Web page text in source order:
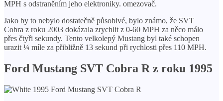
MPH s odstraněním jeho elektroniky. omezovač.
Jako by to nebylo dostatečně působivé, bylo známo, že SVT
Cobra z roku 2003 dokázala zrychlit z 0-60 MPH za něco málo
přes čtyři sekundy. Tento velkolepý Mustang byl také schopen
urazit ¼ míle za přibližně 13 sekund při rychlosti přes 110 MPH.
Ford Mustang SVT Cobra R z roku 1995